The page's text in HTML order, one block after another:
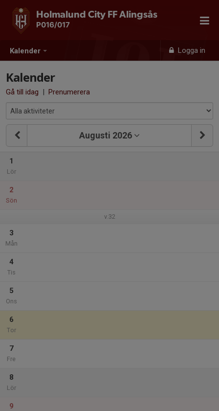
Kalender Logga in
Holmalund City FF Alingsås
P016/017
Kalender
Gå till idag | Prenumerera
Augusti 2026
1
Lör
2
Sön
v.32
3
Mån
4
Tis
5
Ons
6
Tor
7
Fre
8
Lör
9